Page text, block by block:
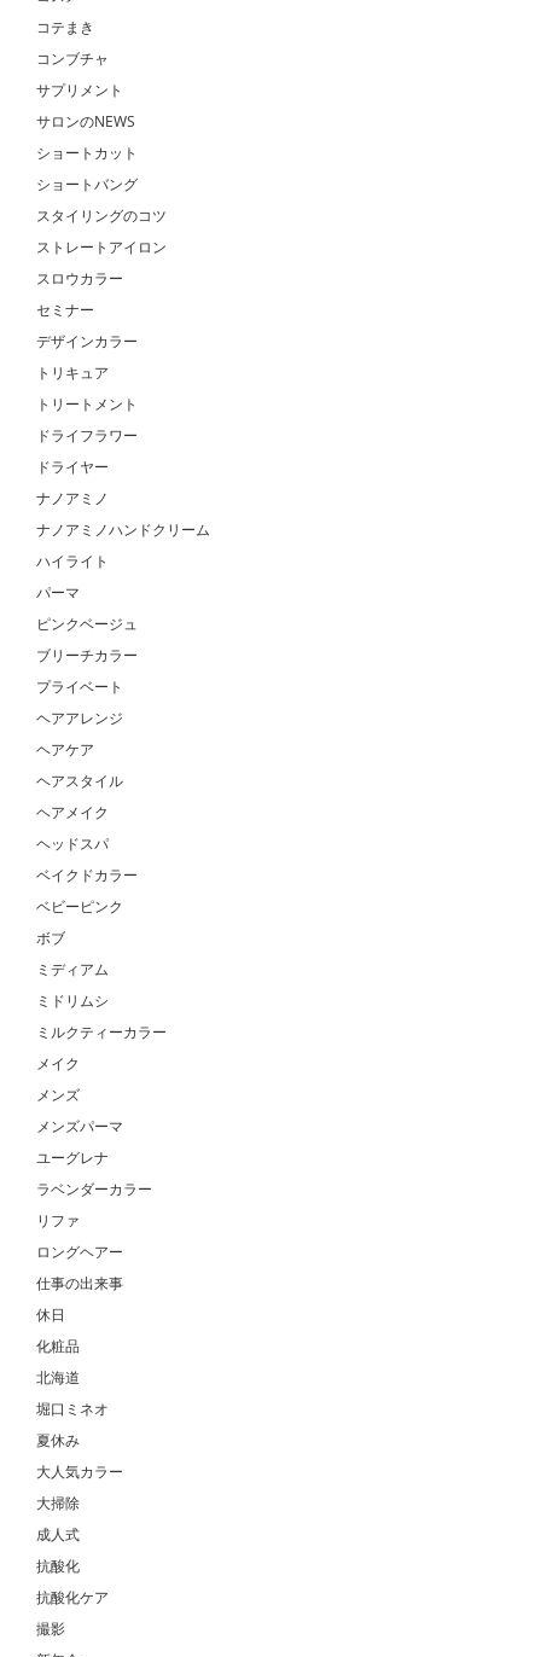
コテまき
コンブチャ
サプリメント
サロンのNEWS
ショートカット
ショートバング
スタイリングのコツ
ストレートアイロン
スロウカラー
セミナー
デザインカラー
トリキュア
トリートメント
ドライフラワー
ドライヤー
ナノアミノ
ナノアミノハンドクリーム
ハイライト
パーマ
ピンクベージュ
ブリーチカラー
プライベート
ヘアアレンジ
ヘアケア
ヘアスタイル
ヘアメイク
ヘッドスパ
ベイクドカラー
ベビーピンク
ボブ
ミディアム
ミドリムシ
ミルクティーカラー
メイク
メンズ
メンズパーマ
ユーグレナ
ラベンダーカラー
リファ
ロングヘアー
仕事の出来事
休日
化粧品
北海道
堀口ミネオ
夏休み
大人気カラー
大掃除
成人式
抗酸化
抗酸化ケア
撮影